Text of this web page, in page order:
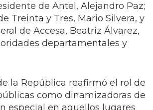
de Antel, Alejandro Paz;
Treinta y Tres, Mario Silvera, y
de Accesa, Beatriz Álvarez,
departamentales y
la República reafirmó el rol de
como dinamizadoras de
especial en aquellos lugares